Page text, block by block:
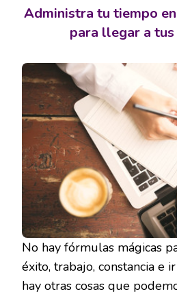
Administra tu tiempo
para llegar a
No hay fórmulas mágicas
éxito, trabajo, constancia e
hay otras cosas que